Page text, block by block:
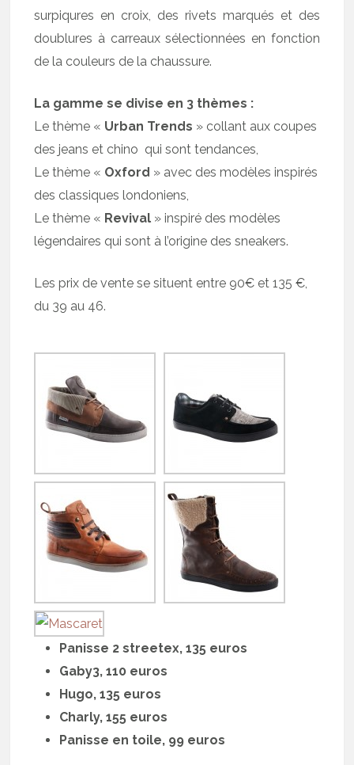
surpiqures en croix, des rivets marqués et des
doublures à carreaux sélectionnées en fonction
de la couleurs de la chaussure.
La gamme se divise en 3 thèmes :
Le thème « Urban Trends » collant aux coupes
des jeans et chino qui sont tendances,
Le thème « Oxford » avec des modèles inspirés
des classiques londoniens,
Le thème « Revival » inspiré des modèles
légendaires qui sont à l’origine des sneakers.
Les prix de vente se situent entre 90€ et 135 €,
du 39 au 46.
Panisse 2 streetex, 135 euros
Gaby3, 110 euros
Hugo, 135 euros
Charly, 155 euros
Panisse en toile, 99 euros